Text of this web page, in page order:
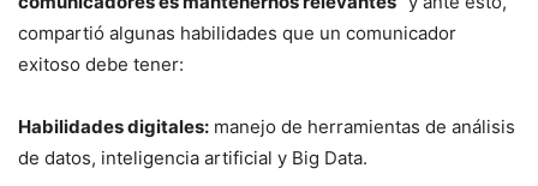
compartió algunas habilidades que un comunicador
exitoso debe tener:
Habilidades digitales: manejo de herramientas de análisis
de datos, inteligencia artificial y Big Data.